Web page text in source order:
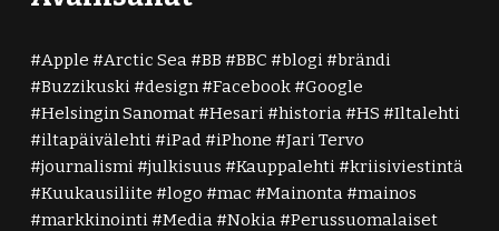
Apple Arctic Sea BB BBC blogi
brändi
Buzzikuski
design Facebook
Google
Helsingin Sanomat
Hesari historia HS
Iltalehti
iltapäivälehti
iPad iPhone
Jari Tervo
journalismi
julkisuus Kauppalehti
kriisiviestintä
Kuukausiliite
logo mac Mainonta
mainos
markkinointi
Media Nokia
Perussuomalaiset